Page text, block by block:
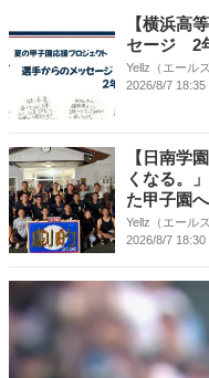
【横浜高
セージ 2
Yellz（エールズ
2026/8/7 18:35
【日南学
くなる。
た甲子園
Yellz（エールズ
2026/8/7 18:30